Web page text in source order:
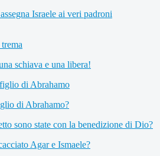
Israele ai veri padroni
schiava e una libera!
di Abrahamo
di Abrahamo?
sono state con la benedizione di Dio?
Agar e Ismaele?